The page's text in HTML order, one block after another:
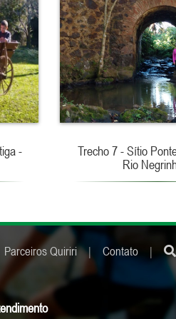
-
Trecho 7 - Sítio
Rio
Parceiros Quiriri | Contato |